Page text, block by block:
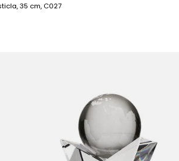
35 cm, C027